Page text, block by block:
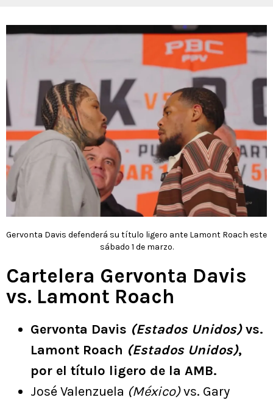
Gervonta Davis defenderá su título ligero ante Lamont Roach este
sábado 1 de marzo.
Cartelera Gervonta Davis
vs. Lamont Roach
Gervonta Davis (Estados Unidos)vs.
Lamont Roach (Estados Unidos),
por el título ligero de la AMB.
José Valenzuela (México)vs. Gary